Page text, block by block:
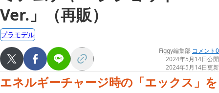
Ver.」（再販）
プラモデル
Figgy編集部 コメント0
2024年5月14日公開
2024年5月14日更新
エネルギーチャージ時の「エックス」を